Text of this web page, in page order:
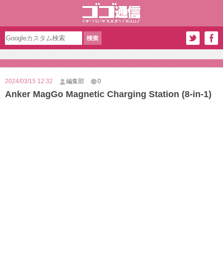
2024/03/15 12:32 編集部 0
Anker MagGo Magnetic Charging Station (8-in-1)